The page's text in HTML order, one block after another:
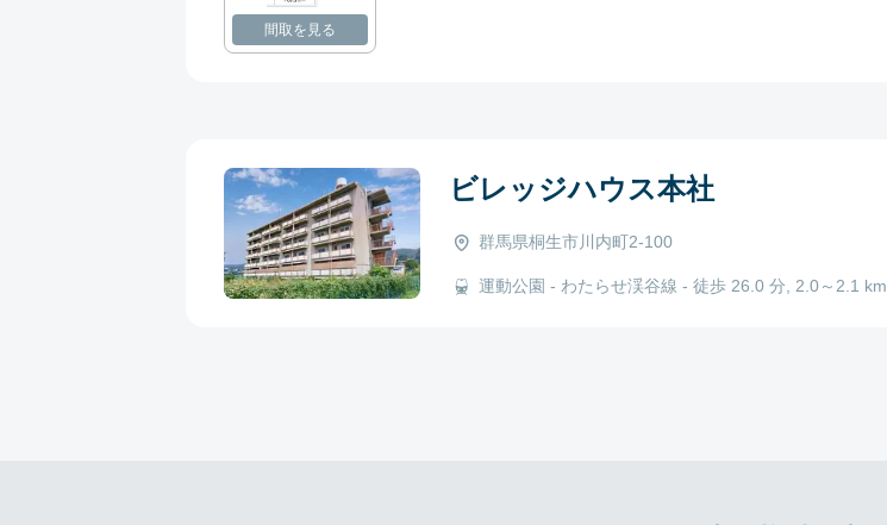
間取を見る
ビレッジハウス本社
群馬県桐生市川内町2-100
運動公園 - わたらせ渓谷線 - 徒歩 26.0 分, 2.0～2.1 km